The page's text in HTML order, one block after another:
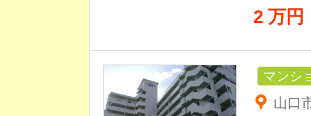
2 万円
マンシ
山口